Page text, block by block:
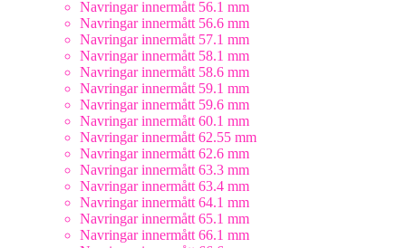
Navringar innermått 56.1 mm
Navringar innermått 56.6 mm
Navringar innermått 57.1 mm
Navringar innermått 58.1 mm
Navringar innermått 58.6 mm
Navringar innermått 59.1 mm
Navringar innermått 59.6 mm
Navringar innermått 60.1 mm
Navringar innermått 62.55 mm
Navringar innermått 62.6 mm
Navringar innermått 63.3 mm
Navringar innermått 63.4 mm
Navringar innermått 64.1 mm
Navringar innermått 65.1 mm
Navringar innermått 66.1 mm